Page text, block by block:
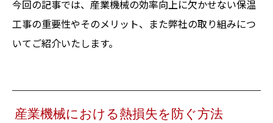
今回の記事では、産業機械の効率向上に欠かせない保温
工事の重要性やそのメリット、また弊社の取り組みにつ
いてご紹介いたします。
産業機械における熱損失を防ぐ方法